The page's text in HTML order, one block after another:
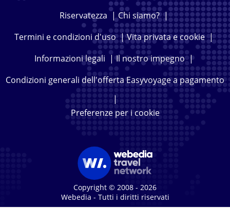
Riservatezza |Chi siamo?|
Termini e condizioni d'uso|Vita privata e cookie|
Informazioni legali |Il nostro impegno|
Condizioni generali dell'offerta Easyvoyage a pagamento
|
Preferenze per i cookie
Copyright © 2008 - 2026
Webedia - Tutti i diritti riservati